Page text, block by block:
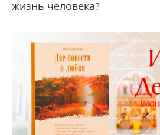
жизнь человека?